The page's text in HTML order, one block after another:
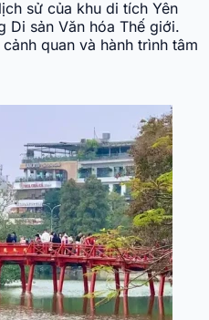
sử của khu di tích Yên
Di sản Văn hóa Thế giới.
quan và hành trình tâm